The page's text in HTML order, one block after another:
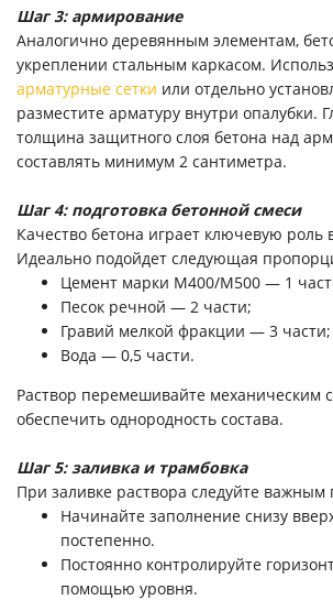
Шаг 3: армирование
Аналогично деревянным элементам,
укреплении стальным каркасом.
арматурные сетки или отдельно
разместите арматуру внутри опалубки.
толщина защитного слоя бетона над
составлять минимум 2 сантиметра.
Шаг 4: подготовка бетонной смеси
Качество бетона играет ключевую роль
Идеально подойдет следующая
Цемент марки M400/M500 — 1
Песок речной — 2 части;
Гравий мелкой фракции — 3 части;
Вода — 0,5 части.
Раствор перемешивайте механическим
обеспечить однородность состава.
Шаг 5: заливка и трамбовка
При заливке раствора следуйте важным
Начинайте заполнение снизу
постепенно.
Постоянно контролируйте
помощью уровня.